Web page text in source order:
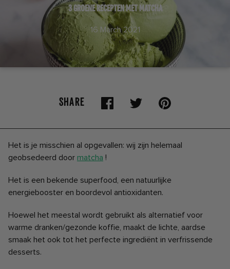
3 GROENE RECEPTEN MET MATCHA
16 March 2021
SHARE
Het is je misschien al opgevallen: wij zijn helemaal
geobsedeerd door matcha !
Het is een bekende superfood, een natuurlijke
energiebooster en boordevol antioxidanten.
Hoewel het meestal wordt gebruikt als alternatief voor
warme dranken/gezonde koffie, maakt de lichte, aardse
smaak het ook tot het perfecte ingrediënt in verfrissende
desserts.